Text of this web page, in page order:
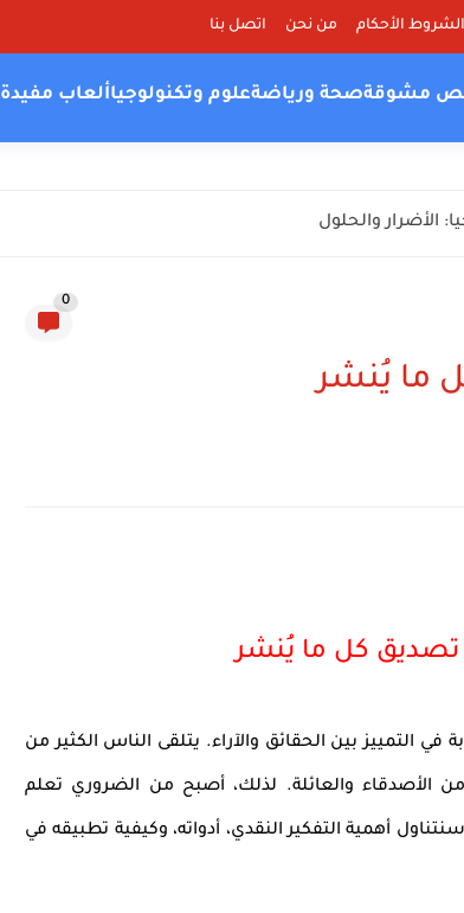
الشروط الأحكام من نحن اتصل بنا
مشوقةصحة ورياضةعلوم وتكنولوجياألعاب مفيدة
الأضرار والحلول
0
ما يُنشر
تصديق كل ما يُنشر
التمييز بين الحقائق والآراء. يتلقى الناس الكثير من
من الأصدقاء والعائلة. لذلك، أصبح من الضروري تعلم
أهمية التفكير النقدي، أدواته، وكيفية تطبيقه في